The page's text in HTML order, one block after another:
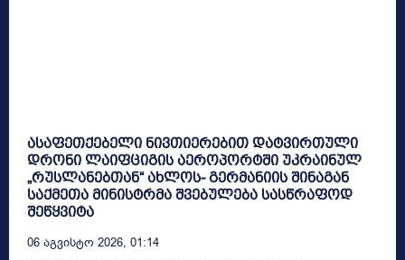
ასაფეთქებელი ნივთიერებით დატვირთული
დრონი ლაიფციგის აეროპორტში უკრაინულ
„რუსლანებთან“ ახლოს- გერმანიის შინაგან
საქმეთა მინისტრმა შვებულება სასწრაფოდ
შეწყვიტა
06 Აგვისტო 2026, 01:14